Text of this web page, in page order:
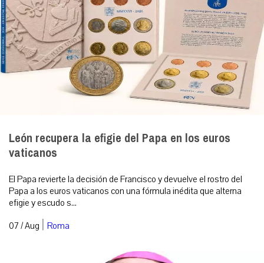
León recupera la efigie del Papa en los euros
vaticanos
El Papa revierte la decisión de Francisco y devuelve el rostro del
Papa a los euros vaticanos con una fórmula inédita que alterna
efigie y escudo s...
07 / Aug | Roma